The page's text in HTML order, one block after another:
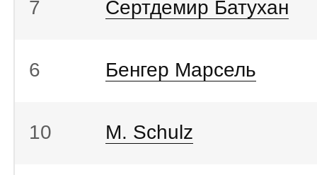
7 Сертдемир Батухан
6 Бенгер Марсель
10 M. Schulz